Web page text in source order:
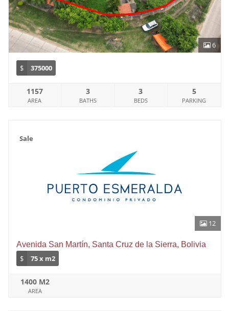
6
$ 375000
1157
AREA
3
BATHS
3
BEDS
5
PARKING
12
Sale
Avenida San Martín, Santa Cruz de la Sierra, Bolivia
$ 75 x m2
1400 M2
AREA